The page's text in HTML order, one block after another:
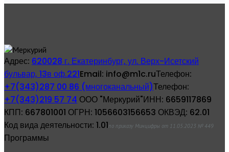
Адрес: 620028 г. Екатеринбург, ул. Верх-Исетский
бульвар, 13в оф.221Email: info@m1c.ruТелефон:
+7(343)287 00 86 (многоканальный)Телефон:
+7(343)219 57 74 ООО "Меркурий"ИНН: 6659117869
КПП: 667801001 ОГРН: 1056603156653 ОКВЭД: 62.01
Код вида деятельности: 1.01по приказу Минцифры от 11.05.2023 № 449
Программы